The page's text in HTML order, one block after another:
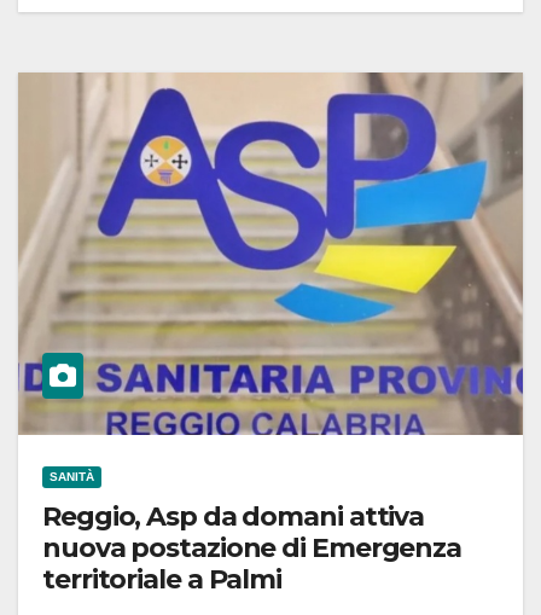
SANITÀ
Reggio, Asp da domani attiva
nuova postazione di Emergenza
territoriale a Palmi